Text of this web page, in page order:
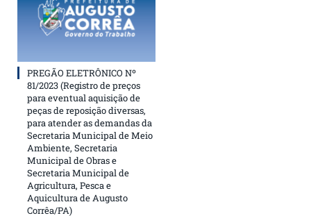
PREGÃO ELETRÔNICO Nº
81/2023 (Registro de preços
para eventual aquisição de
peças de reposição diversas,
para atender as demandas da
Secretaria Municipal de Meio
Ambiente, Secretaria
Municipal de Obras e
Secretaria Municipal de
Agricultura, Pesca e
Aquicultura de Augusto
Corrêa/PA)